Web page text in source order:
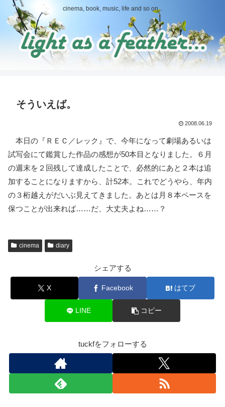
cinema, book, music, life and so on...
そういえば。
2008.06.19
本日の『ＲＥＣ／レック』で、今年になって劇場あるいは
試写会にて鑑賞した作品の感想が50本目となりました。６月
の週末を２回残して達成したことで、必然的にあと２本は追
加することになりますから、計52本。これでどうやら、年内
の３桁越えがだいぶ見えてきました。あとは月８本ペースを
保つことが出来れば……だ、大丈夫よね……？
cinema diary
シェアする
X Facebook はてブ
LINE コピー
tuckfをフォローする